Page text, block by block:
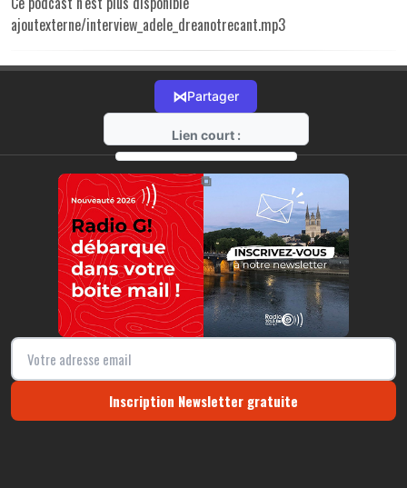
ajoutexterne/interview_adele_dreanotrecant.mp3
⋈Partager
Lien court :
https://radio-g.fr?r244
⧉
Inscription Newsletter gratuite